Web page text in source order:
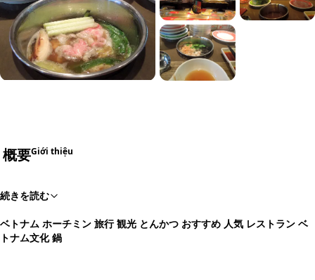
概要Giới thiệu
続きを読む
ベトナム ホーチミン 旅行 観光 とんかつ おすすめ 人気 レストラン ベ
トナム文化 鍋